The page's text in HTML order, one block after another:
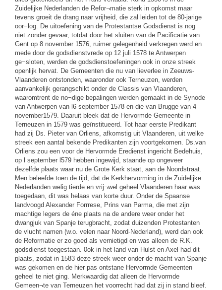
Zuidelijke Nederlanden de Refor¬matie sterk in opkomst maar
tevens groeit de drang naar vrijheid, die zal leiden tot de 80-jarige
oor¬log. De uitoefening van de Protestantse Godsdienst is nog
niet zonder gevaar, totdat door het sluiten van de Pacificatie van
Gent op 8 november 1576, ruimer gelegenheid verkregen werd en
mede door de godsdienstvrede op 12 juli 1578 te Antwerpen
ge¬sloten, werden de godsdienstoefeningen ook in onze streek
openlijk hervat. De Gemeenten die nu van lieverlee in Zeeuws-
Vlaanderen ontstonden, waaronder ook Terneuzen, werden
aanvankelijk gerangschikt onder de Classis van Vlaanderen,
waaromtrent de no¬dige bepalingen werden gemaakt in de Synode
van Antwerpen van l6 september 1578 en die van Brugge van 4
november1579. Daaruit bleek dat de Hervormde Gemeente in
Terneuzen in 1579 was geïnstitueerd. Tot haar eerste Predikant
had zij Ds. Pieter van Orliens, afkomstig uit Vlaanderen, uit welke
streek een aantal bekende Predikanten zijn voortgekomen. Ds.van
Orliens zou een voor de Hervormde Eredienst ingericht Bedehuis,
op l september l579 hebben ingewijd, staande op ongeveer
dezelfde plaats waar nu de Grote Kerk staat, aan de Noordstraat.
Men beleefde toen de tijd, dat de Kerkhervorming in de Zuidelijke
Nederlanden welig tierde en vrij¬wel geheel Vlaanderen haar was
toegedaan, dit was helaas van korte duur. Onder de Spaanse
landvoogd Alexander Forrrese, Prins van Parma, die met zijn
machtige legers de éne plaats na de andere weer onder het
dwangjuk van Spanje terugbracht, zodat duizenden Protestanten
de vlucht namen (w.o. velen naar Noord-Nederland), werd dan ook
de Reformatie er zo goed als vernietigd en was alleen de R.K.
godsdienst toegestaan. 0ok in het land van Hulst en Axel had dit
plaats, zodat in 1583 deze streek weer onder de macht van Spanje
was gekomen en de hier pas ontstane Hervormde Gemeenten
geheel te niet ging. Merkwaardig dat alleen de Hervormde
Gemeen¬te van Terneuzen het voorrecht had dat zij in stand bleef.